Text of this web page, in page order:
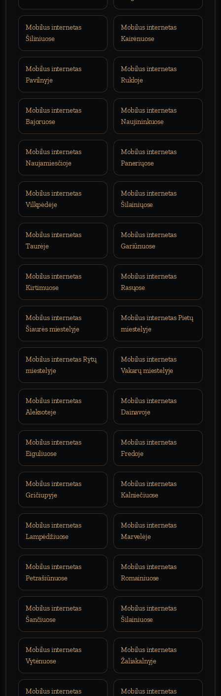
Mobilus internetas
Šiliniuose
Mobilus internetas
Kairėnuose
Mobilus internetas
Pavilnyje
Mobilus internetas
Rukloje
Mobilus internetas
Bajoruose
Mobilus internetas
Naujininkuose
Mobilus internetas
Naujamiesčioje
Mobilus internetas
Paneriųose
Mobilus internetas
Vilkpėdėje
Mobilus internetas
Šilainiųose
Mobilus internetas
Taurėje
Mobilus internetas
Gariūnuose
Mobilus internetas
Kirtimuose
Mobilus internetas
Rasųose
Mobilus internetas
Šiaurės miestelyje
Mobilus internetas Pietų
miestelyje
Mobilus internetas Rytų
miestelyje
Mobilus internetas
Vakarų miestelyje
Mobilus internetas
Aleksoteje
Mobilus internetas
Dainavoje
Mobilus internetas
Eiguliuose
Mobilus internetas
Fredoje
Mobilus internetas
Gričiupyje
Mobilus internetas
Kalniečiuose
Mobilus internetas
Lampėdžiuose
Mobilus internetas
Marvelėje
Mobilus internetas
Petrašiūnuose
Mobilus internetas
Romainiuose
Mobilus internetas
Šančiuose
Mobilus internetas
Šilainiuose
Mobilus internetas
Vytėnuose
Mobilus internetas
Žaliakalnyje
Mobilus internetas
Mobilus internetas